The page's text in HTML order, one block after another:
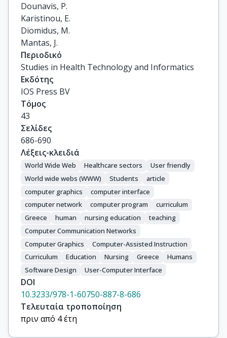
Dounavis, P.
Karistinou, E.
Diomidus, M.
Mantas, J.
Περιοδικό
Studies in Health Technology and Informatics
Εκδότης
IOS Press BV
Τόμος
43
Σελίδες
686-690
Λέξεις-κλειδιά
World Wide Web Healthcare sectors
User friendly
World wide webs (WWW)
Students
article
computer graphics
computer interface
computer network
computer program
curriculum
Greece
human nursing education
teaching
Computer Communication Networks
Computer Graphics
Computer-Assisted Instruction
Curriculum
Education Nursing Greece
Humans
Software Design
User-Computer Interface
DOI
10.3233/978-1-60750-887-8-686
Τελευταία τροποποίηση
πριν από 4 έτη